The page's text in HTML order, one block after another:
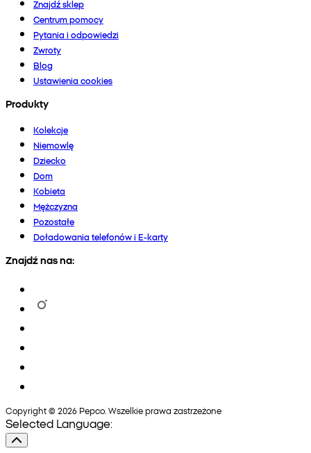
Znajdź sklep
Centrum pomocy
Pytania i odpowiedzi
Zwroty
Blog
Ustawienia cookies
Produkty
Kolekcje
Niemowlę
Dziecko
Dom
Kobieta
Mężczyzna
Pozostałe
Doładowania telefonów i E-karty
Znajdź nas na:
Copyright © 2026 Pepco. Wszelkie prawa zastrzeżone
Selected Language: